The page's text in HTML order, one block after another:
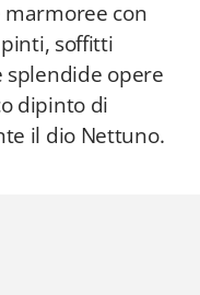
marmoree con
soffitti
splendide opere
dipinto di
il dio Nettuno.